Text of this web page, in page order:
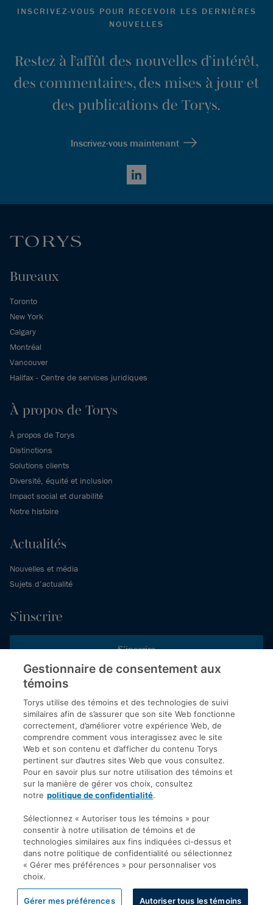
INSCRIVEZ-VOUS POUR RECEVOIR LES DERNIÈRES
NOUVELLES
Restez à l’affût des nouvelles d’intérêt,
des commentaires, des mises à jour et
des publications de Torys.
Inscrivez-vous maintenant
LinkedIn
Bureaux
Toronto
New York
Calgary
Montréal
Vancouver
Halifax - Centre de services juridiques
À propos de Torys
À propos de Torys
Distinctions
Solutions clients
Diversité, équité et inclusion
Impact social et durabilité
Notre histoire
Actualités
Nouvelles et média
Sujets d’actualité
S’inscrire
S’inscrire
Inscrivez-vous aux publications de Torys pour recevoir nos derniers
commentaires, notre calendrier de webinaires et d’événements et
plus encore.
© 2026 Société d'avocats Torys S.E.N.C.R.L. Tous droits
réservés.
Politique de protection des renseignements personnels
Droit d’auteur
Avis de non-responsabilité
Modalités générales
Accessibilité
Gestionnaire de consentement aux
témoins
Torys utilise des témoins et des technologies de suivi
similaires afin de s’assurer que son site Web fonctionne
correctement, d’améliorer votre expérience Web, de
comprendre comment vous interagissez avec le site
Web et son contenu et d’afficher du contenu Torys
pertinent sur d’autres sites Web que vous consultez.
Pour en savoir plus sur notre utilisation des témoins et
sur la manière de gérer vos choix, consultez
notre politique de confidentialité.
Sélectionnez « Autoriser tous les témoins » pour
consentir à notre utilisation de témoins et de
technologies similaires aux fins indiquées ci-dessus et
dans notre politique de confidentialité ou sélectionnez
« Gérer mes préférences » pour personnaliser vos
choix.
Gérer mes préférences Autoriser tous les témoins